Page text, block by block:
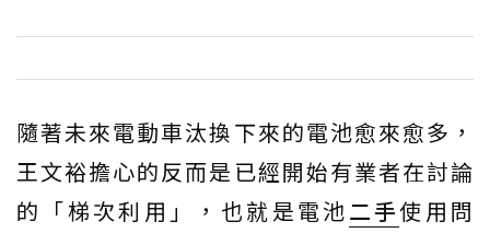
隨著未來電動車汰換下來的電池愈來愈多，
王文裕擔心的反而是已經開始有業者在討論
的「梯次利用」，也就是電池二手使用問